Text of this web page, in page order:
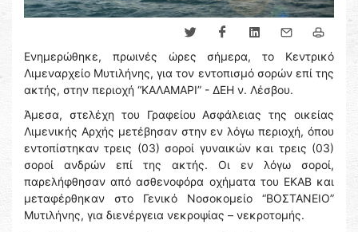
Ενημερώθηκε, πρωινές ώρες σήμερα, το Κεντρικό
Λιμεναρχείο Μυτιλήνης, για τον εντοπισμό σορών επί της
ακτής, στην περιοχή “ΚΑΛΑΜΑΡΙ” - ΔΕΗ ν. Λέσβου.
Άμεσα, στελέχη του Γραφείου Ασφάλειας της οικείας
Λιμενικής Αρχής μετέβησαν στην εν λόγω περιοχή, όπου
εντοπίστηκαν τρεις (03) σοροί γυναικών και τρεις (03)
σοροί ανδρών επί της ακτής. Οι εν λόγω σοροί,
παρελήφθησαν από ασθενοφόρα οχήματα του ΕΚΑΒ και
μεταφέρθηκαν στο Γενικό Νοσοκομείο “ΒΟΣΤΑΝΕΙΟ”
Μυτιλήνης, για διενέργεια νεκροψίας – νεκροτομής.